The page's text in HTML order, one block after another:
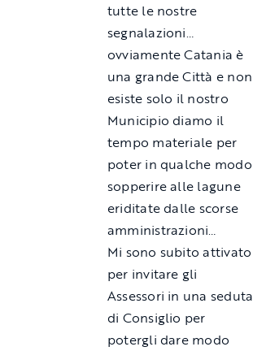
tutte le nostre
segnalazioni…
ovviamente Catania è
una grande Città e non
esiste solo il nostro
Municipio diamo il
tempo materiale per
poter in qualche modo
sopperire alle lagune
eriditate dalle scorse
amministrazioni…
Mi sono subito attivato
per invitare gli
Assessori in una seduta
di Consiglio per
potergli dare modo